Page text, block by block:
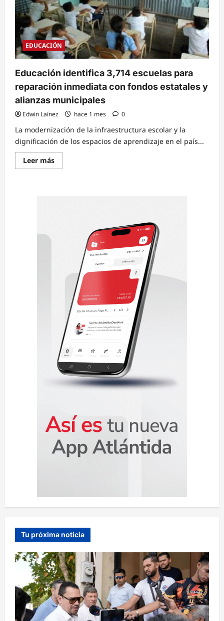
EDUCACIÓN
Educación identifica 3,714 escuelas para
reparación inmediata con fondos estatales y
alianzas municipales
Edwin Laínez hace 1 mes 0
La modernización de la infraestructura escolar y la
dignificación de los espacios de aprendizaje en el país...
Leer másRead
more
municipales
Tu próxima noticia